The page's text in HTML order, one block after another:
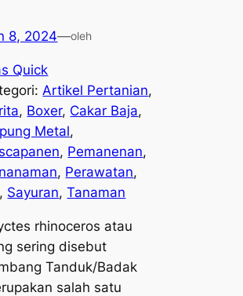
8, 2024—oleh
Quick
Artikel Pertanian
, Boxer, Cakar Baja
Metal
, Pemanenan
, Perawatan
, Sayuran, Tanaman
rhinoceros atau
sering disebut
Tanduk/Badak
salah satu